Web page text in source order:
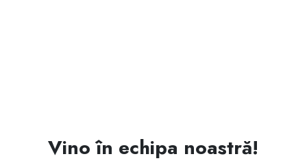
Vino în echipa noastră!